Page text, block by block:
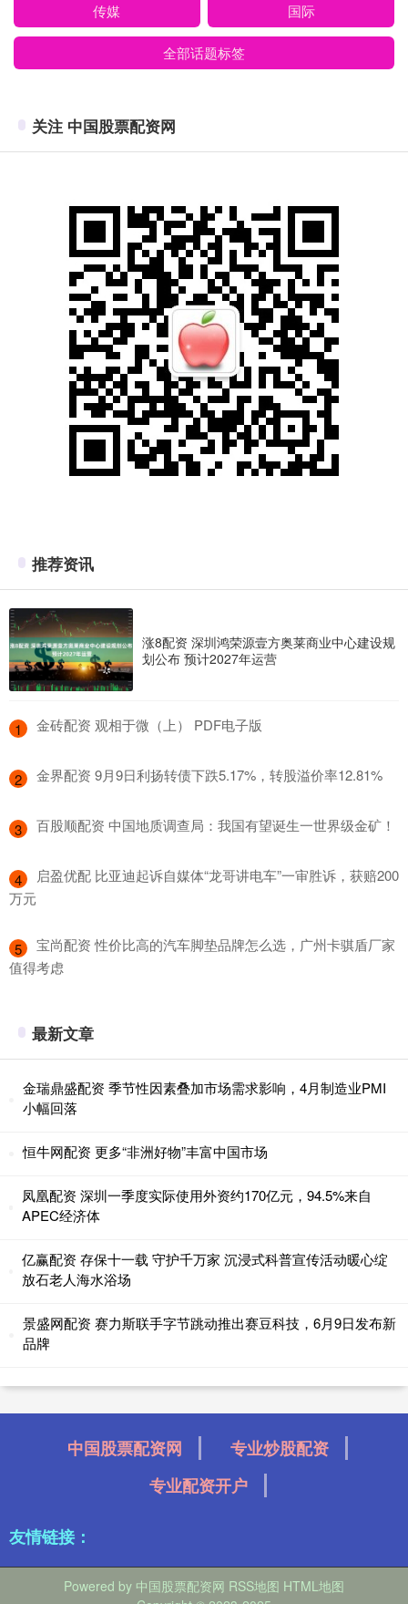
传媒 国际
全部话题标签
关注 中国股票配资网
推荐资讯
涨8配资 深圳鸿荣源壹方奥莱商业中心建设规
划公布 预计2027年运营
1 ​金砖配资 观相于微（上） PDF电子版
2 ​金界配资 9月9日利扬转债下跌5.17%，转股溢价率12.81%
3 ​百股顺配资 中国地质调查局：我国有望诞生一世界级金矿！
4
​启盈优配 比亚迪起诉自媒体“龙哥讲电车”一审胜诉，获赔200
万元
5
​宝尚配资 性价比高的汽车脚垫品牌怎么选，广州卡骐盾厂家
值得考虑
最新文章
金瑞鼎盛配资 季节性因素叠加市场需求影响，4月制造业PMI
小幅回落
恒牛网配资 更多“非洲好物”丰富中国市场
凤凰配资 深圳一季度实际使用外资约170亿元，94.5%来自
APEC经济体
亿赢配资 存保十一载 守护千万家 沉浸式科普宣传活动暖心绽
放石老人海水浴场
景盛网配资 赛力斯联手字节跳动推出赛豆科技，6月9日发布新
品牌
中国股票配资网
专业炒股配资
专业配资开户
友情链接：
Powered by 中国股票配资网 RSS地图 HTML地图